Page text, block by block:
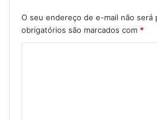
O seu endereço de e-mail não será
obrigatórios são marcados com *